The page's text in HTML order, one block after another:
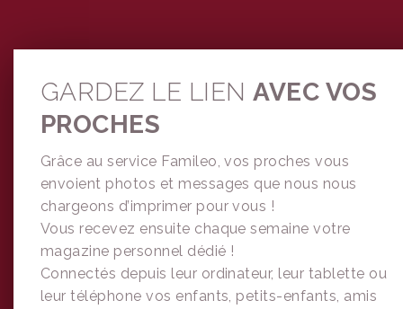
A
M
I
S
S
I
O
N
SOUHAITEZ
ÊTRE
RAPPELÉ !
GARDEZ LE LIEN AVEC VOS
PROCHES
Grâce au service Famileo, vos proches vous
envoient photos et messages que nous nous
chargeons d’imprimer pour vous !
Vous recevez ensuite chaque semaine votre
magazine personnel dédié !
Connectés depuis leur ordinateur, leur tablette ou
leur téléphone vos enfants, petits-enfants, amis